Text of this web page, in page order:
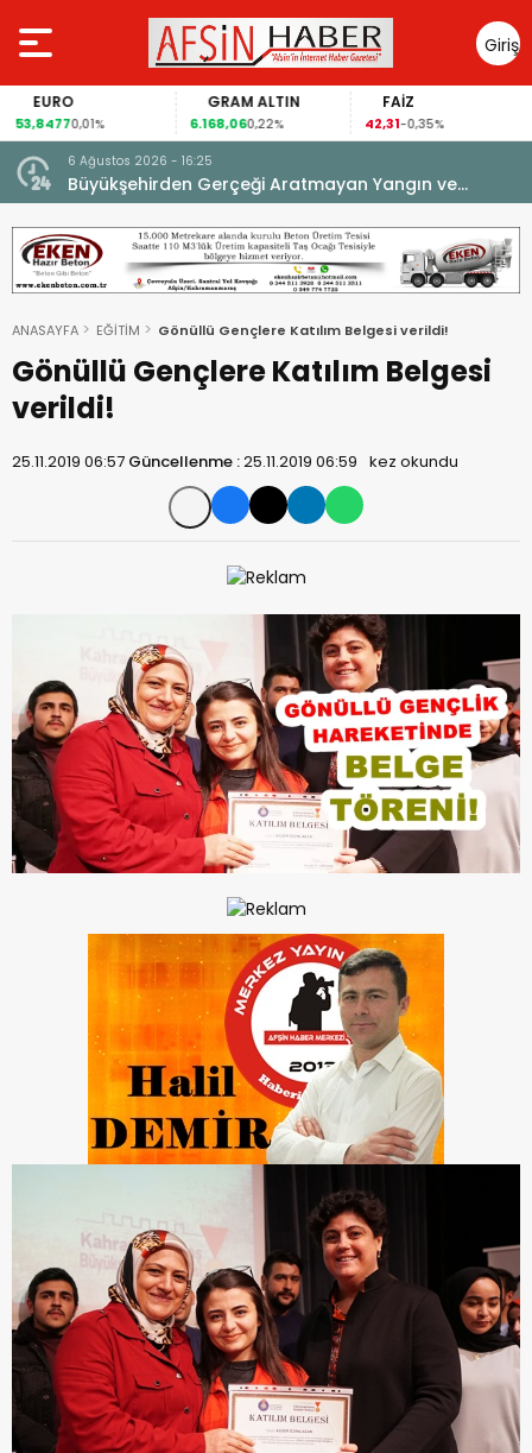
Giriş
Yap
EURO
53,84770,01%
GRAM ALTIN
6.168,060,22%
FAİZ
42,31-0,35%
6 Ağustos 2026 - 16:25
Büyükşehirden Gerçeği Aratmayan Yangın ve
Kurtarma Tatbikatı.
ANASAYFA EĞİTİM Gönüllü Gençlere Katılım Belgesi verildi!
Gönüllü Gençlere Katılım Belgesi
verildi!
25.11.2019 06:57 Güncellenme :25.11.2019 06:59 kez okundu